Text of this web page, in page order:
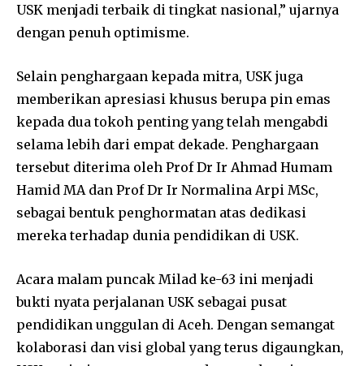
USK menjadi terbaik di tingkat nasional,” ujarnya
dengan penuh optimisme.
Selain penghargaan kepada mitra, USK juga
memberikan apresiasi khusus berupa pin emas
kepada dua tokoh penting yang telah mengabdi
selama lebih dari empat dekade. Penghargaan
tersebut diterima oleh Prof Dr Ir Ahmad Humam
Hamid MA dan Prof Dr Ir Normalina Arpi MSc,
sebagai bentuk penghormatan atas dedikasi
mereka terhadap dunia pendidikan di USK.
Acara malam puncak Milad ke-63 ini menjadi
bukti nyata perjalanan USK sebagai pusat
pendidikan unggulan di Aceh. Dengan semangat
kolaborasi dan visi global yang terus digaungkan,